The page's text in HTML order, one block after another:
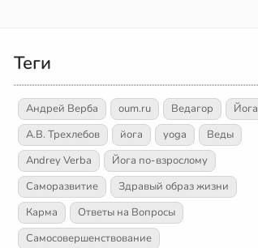
Теги
Андрей Верба oum.ru Ведагор
Йога
А.В. Трехлебов
йога yoga
Веды
Andrey Verba
Йога по-взрослому
Саморазвитие
Здравый образ жизни
Карма
Ответы на Вопросы
Самосовершенствование